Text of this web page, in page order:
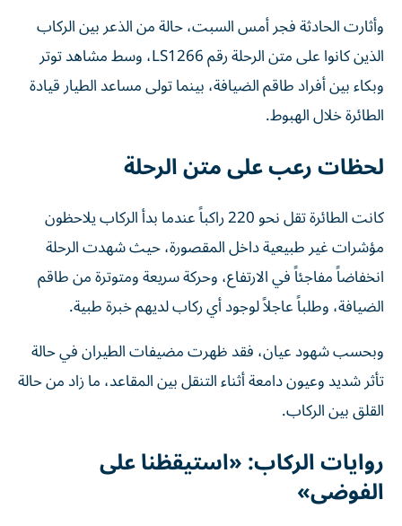
وأثارت الحادثة فجر أمس السبت، حالة من الذعر بين الركاب
الذين كانوا على متن الرحلة رقم LS1266، وسط مشاهد توتر
وبكاء بين أفراد طاقم الضيافة، بينما تولى مساعد الطيار قيادة
الطائرة خلال الهبوط.
لحظات رعب على متن الرحلة
كانت الطائرة تقل نحو 220 راكباً عندما بدأ الركاب يلاحظون
مؤشرات غير طبيعية داخل المقصورة، حيث شهدت الرحلة
انخفاضاً مفاجئاً في الارتفاع، وحركة سريعة ومتوترة من طاقم
الضيافة، وطلباً عاجلاً لوجود أي ركاب لديهم خبرة طبية.
وبحسب شهود عيان، فقد ظهرت مضيفات الطيران في حالة
تأثر شديد وعيون دامعة أثناء التنقل بين المقاعد، ما زاد من حالة
القلق بين الركاب.
روايات الركاب: «استيقظنا على
الفوضى»